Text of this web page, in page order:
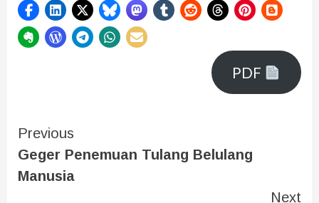
PDF
Previous
Geger Penemuan Tulang Belulang
Manusia
Next